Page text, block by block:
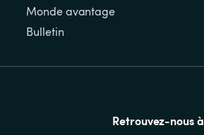
Monde avantage
Bulletin
Retrouvez-nous à